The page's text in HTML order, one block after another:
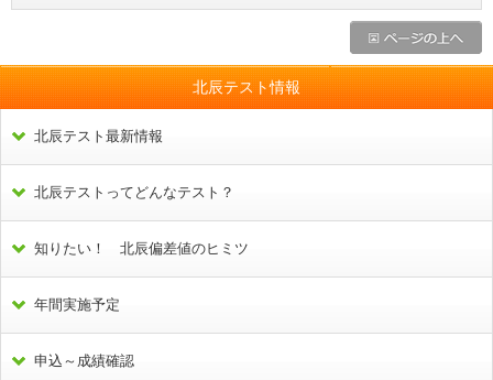
北辰テスト情報
北辰テスト最新情報
北辰テストってどんなテスト？
知りたい！ 北辰偏差値のヒミツ
年間実施予定
申込～成績確認